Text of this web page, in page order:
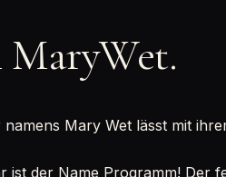
Mary Wet lässt mit
ist der Name Programm!